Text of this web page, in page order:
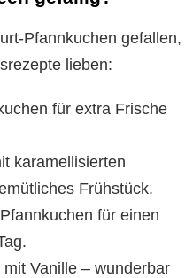
Pfannkuchen gefallen,
lieben:
für extra Frische
karamellisierten
Frühstück.
für einen
Vanille – wunderbar